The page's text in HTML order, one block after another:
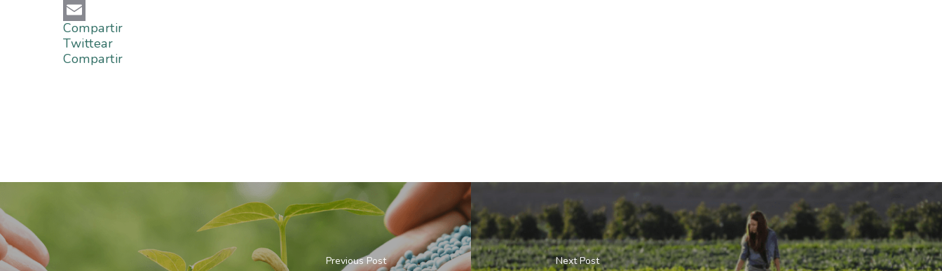
Telegram
Email
Compartir
Twittear
Compartir
Previous Post Next Post